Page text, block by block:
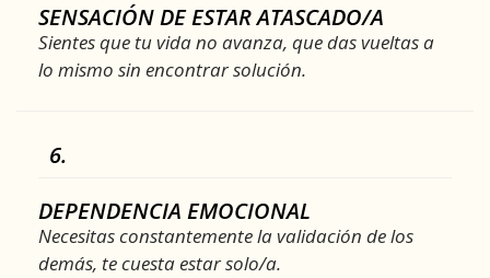
SENSACIÓN DE ESTAR ATASCADO/A
Sientes que tu vida no avanza, que das vueltas a
lo mismo sin encontrar solución.
6.
DEPENDENCIA EMOCIONAL
Necesitas constantemente la validación de los
demás, te cuesta estar solo/a.